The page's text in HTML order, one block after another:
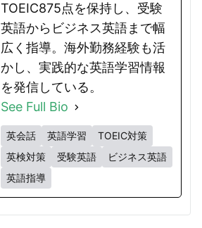
TOEIC875点を保持し、受験
英語からビジネス英語まで幅
広く指導。海外勤務経験も活
かし、実践的な英語学習情報
を発信している。
See Full Bio
英会話 英語学習
TOEIC対策
英検対策
受験英語
ビジネス英語
英語指導